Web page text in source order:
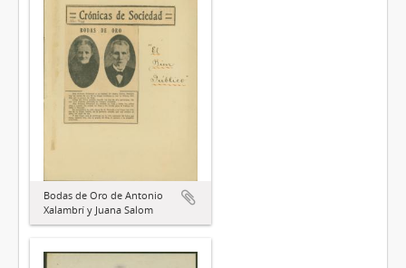
Bodas de Oro de Antonio
Xalambrí y Juana Salom